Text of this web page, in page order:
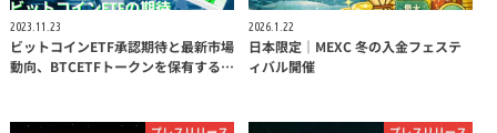
2023.11.23
ビットコインETF承認期待と最新市場
動向、BTCETFトークンを保有する…
2026.1.22
日本限定｜MEXC 冬の入金フェステ
ィバル開催